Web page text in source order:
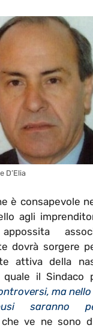
D’Elia
è consapevole
agli
dovrà sorgere
attiva della
quale il Sindaco
ma
saranno
che ve ne sono